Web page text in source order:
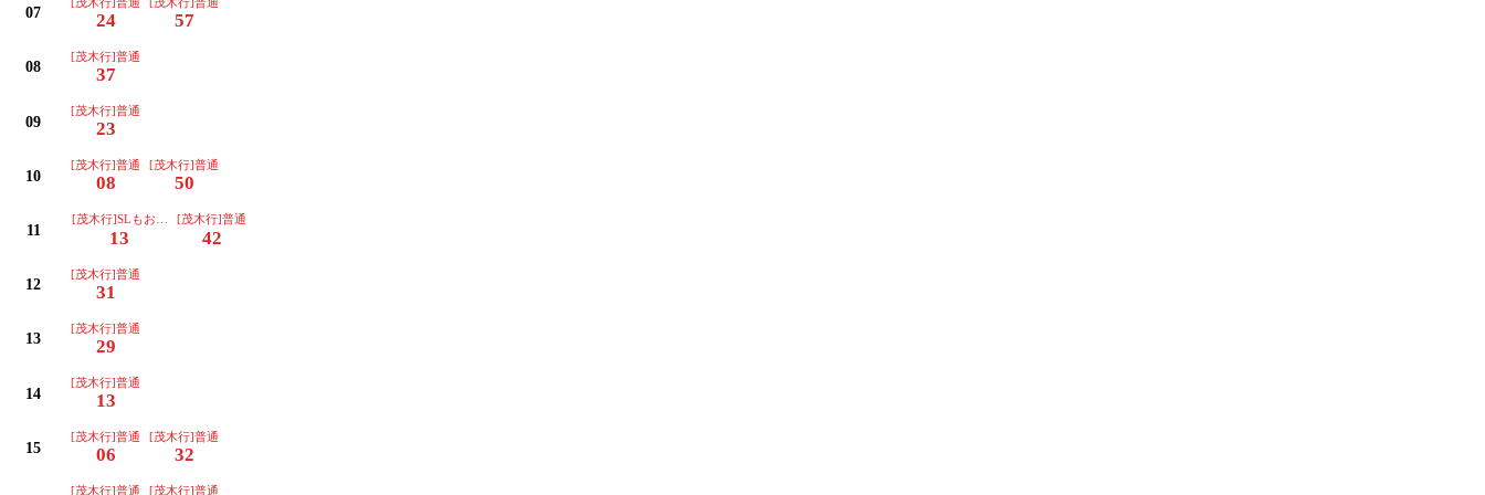
07 24 57
08
[茂木行]普通
37
09
[茂木行]普通
23
10
[茂木行]普通
08
[茂木行]普通
50
11
[茂木行]SLもおか号(運転日注意)
13
[茂木行]普通
42
12
[茂木行]普通
31
13
[茂木行]普通
29
14
[茂木行]普通
13
15
[茂木行]普通
06
[茂木行]普通
32
[茂木行]普通 [茂木行]普通